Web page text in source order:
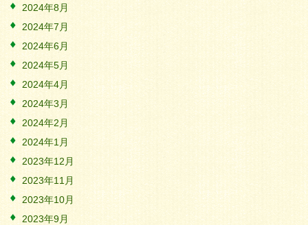
2024年8月
2024年7月
2024年6月
2024年5月
2024年4月
2024年3月
2024年2月
2024年1月
2023年12月
2023年11月
2023年10月
2023年9月